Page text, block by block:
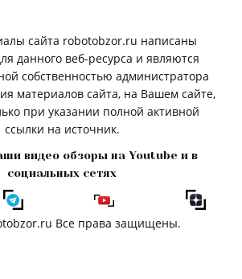
сайта robotobzor.ru написаны
данного веб-ресурса и являются
собственностью администратора
материалов сайта, на Вашем сайте,
при указании полной активной
ссылки на источник.
видео обзоры на Youtube и в
социальных сетях
Все права защищены.